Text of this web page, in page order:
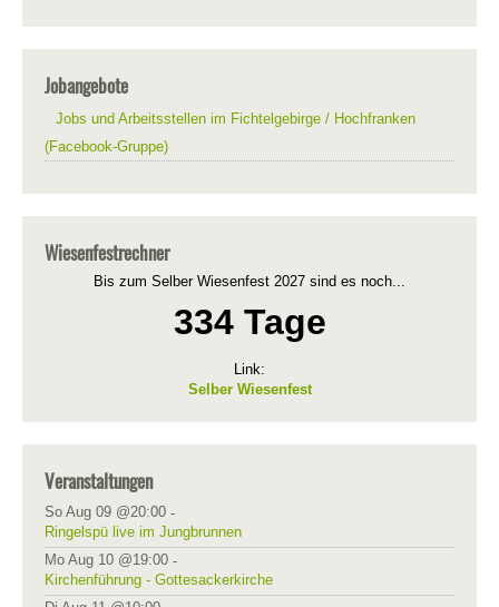
Jobangebote
Jobs und Arbeitsstellen im Fichtelgebirge / Hochfranken
(Facebook-Gruppe)
Wiesenfestrechner
Bis zum Selber Wiesenfest 2027 sind es noch...
334 Tage
Link:
Selber Wiesenfest
Veranstaltungen
So Aug 09 @20:00 -
Ringelspü live im Jungbrunnen
Mo Aug 10 @19:00 -
Kirchenführung - Gottesackerkirche